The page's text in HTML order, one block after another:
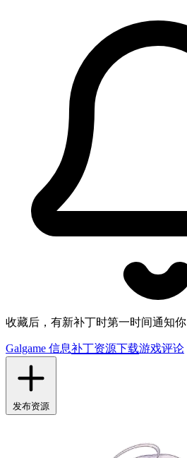
收藏后，有新补丁时第一时间通知你
Galgame 信息补丁资源下载游戏评论
发布资源